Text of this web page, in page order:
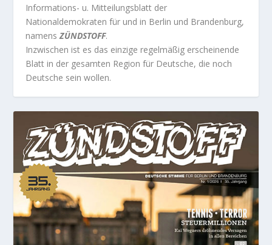
Informations- u. Mitteilungsblatt der
Nationaldemokraten für und in Berlin und Brandenburg,
namensZÜNDSTOFF.
Inzwischen ist es das einzige regelmäßig erscheinende
Blatt in der gesamten Region für Deutsche, die noch
Deutsche sein wollen.